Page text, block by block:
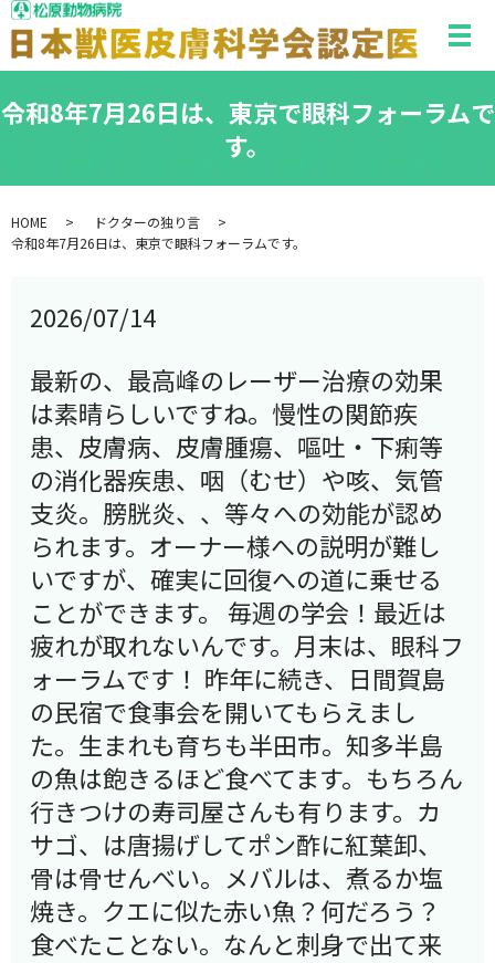
メ
令和8年7月26日は、東京で眼科フォーラムで
す。
HOME
ドクターの独り言
令和8年7月26日は、東京で眼科フォーラムです。
2026/07/14
最新の、最高峰のレーザー治療の効果
は素晴らしいですね。慢性の関節疾
患、皮膚病、皮膚腫瘍、嘔吐・下痢等
の消化器疾患、咽（むせ）や咳、気管
支炎。膀胱炎、、等々への効能が認め
られます。オーナー様への説明が難し
いですが、確実に回復への道に乗せる
ことができます。 毎週の学会！最近は
疲れが取れないんです。月末は、眼科フ
ォーラムです！ 昨年に続き、日間賀島
の民宿で食事会を開いてもらえまし
た。生まれも育ちも半田市。知多半島
の魚は飽きるほど食べてます。もちろん
行きつけの寿司屋さんも有ります。カ
サゴ、は唐揚げしてポン酢に紅葉卸、
骨は骨せんべい。メバルは、煮るか塩
焼き。クエに似た赤い魚？何だろう？
食べたことない。なんと刺身で出て来